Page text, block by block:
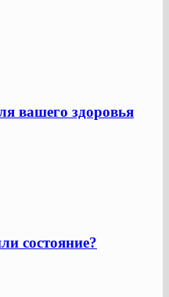
вашего здоровья
состояние?